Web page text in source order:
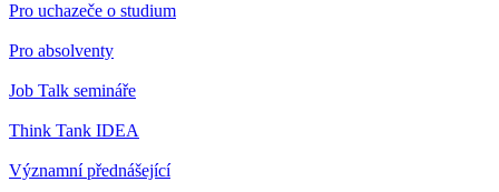
Pro uchazeče o studium
Pro absolventy
Job Talk semináře
Think Tank IDEA
Významní přednášející